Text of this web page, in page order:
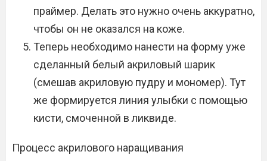
праймер. Делать это нужно очень аккуратно,
чтобы он не оказался на коже.
Теперь необходимо нанести на форму уже
сделанный белый акриловый шарик
(смешав акриловую пудру и мономер). Тут
же формируется линия улыбки с помощью
кисти, смоченной в ликвиде.
Процесс акрилового наращивания